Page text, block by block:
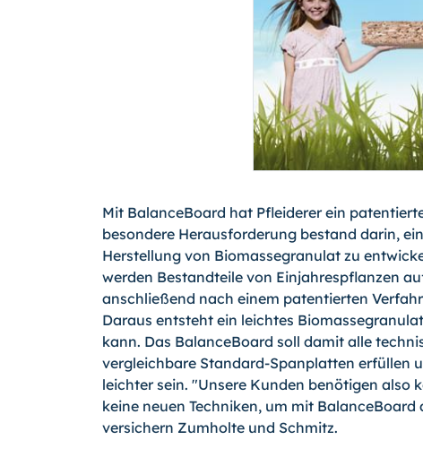
Mit BalanceBoard hat Pfleiderer ein
besondere Herausforderung bestand darin,
Herstellung von Biomassegranulat zu
werden Bestandteile von Einjahrespflanzen
anschließend nach einem patentierten
Daraus entsteht ein leichtes
kann. Das BalanceBoard soll damit alle
vergleichbare Standard-Spanplatten erfüllen
leichter sein. "Unsere Kunden benötigen also
keine neuen Techniken, um mit BalanceBoard
versichern Zumholte und Schmitz.